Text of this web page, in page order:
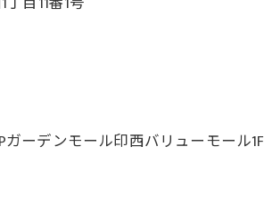
ガーデンモール印西バリューモール1F